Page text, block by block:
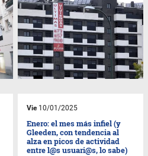
Vie10/01/2025
Enero: el mes más infiel (y
Gleeden, con tendencia al
alza en picos de actividad
entre l@s usuari@s, lo sabe)